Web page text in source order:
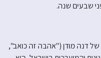
שבעים שנה.
דנה מודן ("אהבה זה כואב",